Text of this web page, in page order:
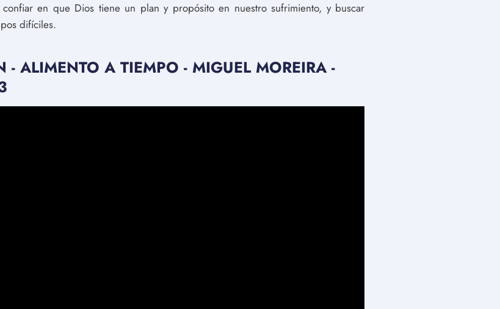
en que Dios tiene un plan y propósito en nuestro sufrimiento, y buscar
difíciles.
- ALIMENTO A TIEMPO - MIGUEL MOREIRA -